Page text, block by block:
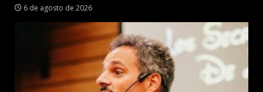
6 de agosto de 2026